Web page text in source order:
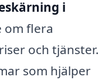
i
om flera
och tjänster.
som hjälper